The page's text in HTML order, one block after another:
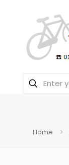
Home